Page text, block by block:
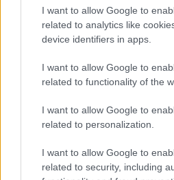
I want to allow Google to
related to analytics like
device identifiers in apps.
I want to allow Google to
related to functionality of the
I want to allow Google to
related to personalization.
I want to allow Google to
related to security, including
Στο σημείο έφτασαν
δυνάμεις και
ακριβείς αιτίες του
Τα σχολιά σας δημοσιεύονται
ΕΘΝΟΣ θα παρεμβαίνει και τα
διαγράφονται